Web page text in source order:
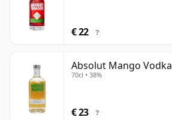
€ 22 ?
Absolut Mango Vodka
70cl • 38%
€ 23 ?